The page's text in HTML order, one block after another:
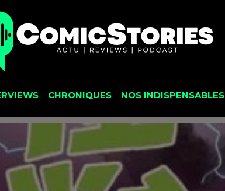
CHRONIQUES NOS INDISPENSABLES